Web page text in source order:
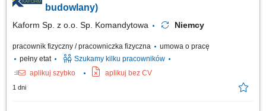
budowlany)
Kaform Sp. z o.o. Sp. Komandytowa Niemcy
pracownik fizyczny / pracowniczka fizyczna
umowa o pracę
pełny etat
Szukamy kilku pracowników
aplikuj szybko
aplikuj bez CV
1 dni